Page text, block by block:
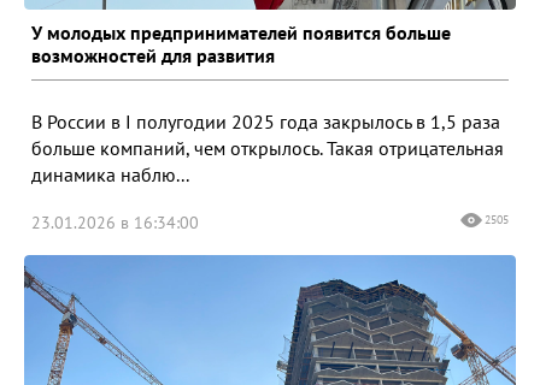
У молодых предпринимателей появится больше
возможностей для развития
В России в I полугодии 2025 года закрылось в 1,5 раза
больше компаний, чем открылось. Такая отрицательная
динамика наблю...
23.01.2026 в 16:34:00 2505